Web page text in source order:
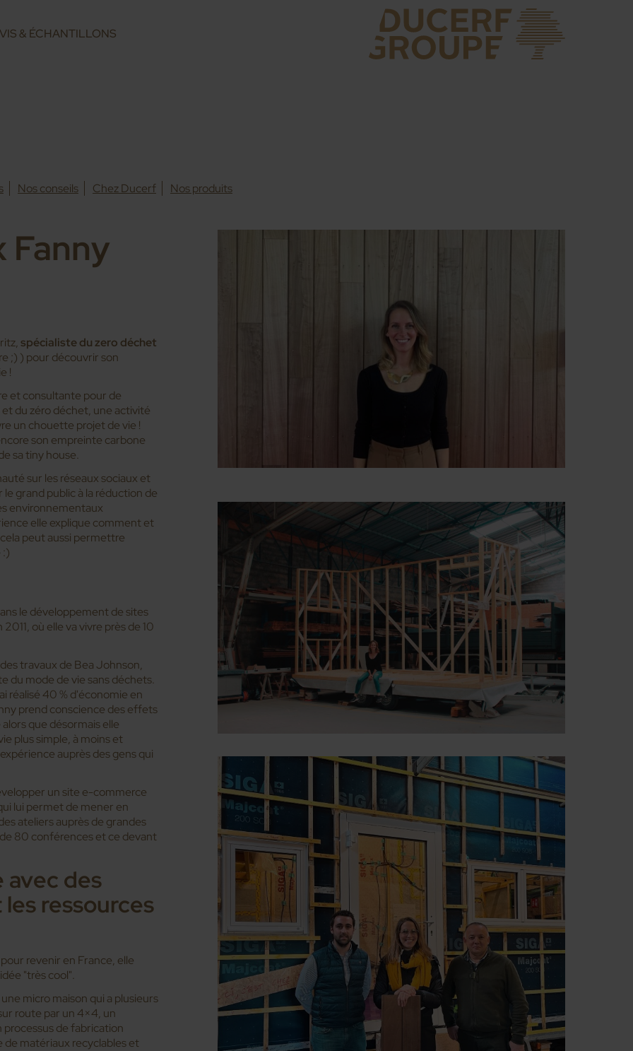
& ÉCHANTILLONS
Nos conseils Chez Ducerf Nos produits
Fanny
spécialiste du zero déchet
;) ) pour découvrir son
!
et consultante pour de
du zéro déchet, une activité
un chouette projet de vie !
son empreinte carbone
sa tiny house.
sur les réseaux sociaux et
grand public à la réduction de
environnementaux
elle explique comment et
peut aussi permettre
:)
le développement de sites
où elle va vivre près de 10
travaux de Bea Johnson,
du mode de vie sans déchets.
réalisé 40 % d'économie en
prend conscience des effets
que désormais elle
plus simple, à moins et
auprès des gens qui
un site e-commerce
lui permet de mener en
ateliers auprès de grandes
80 conférences et ce devant
avec des
ressources
revenir en France, elle
"très cool".
micro maison qui a plusieurs
route par un 4×4, un
de fabrication
de matériaux recyclables et